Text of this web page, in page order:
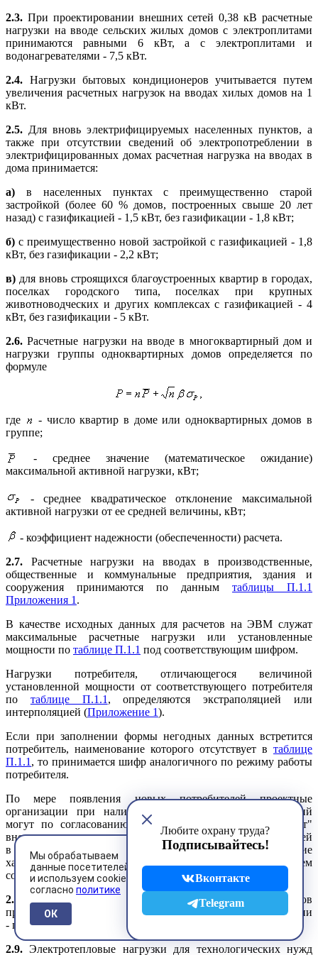
2.3. При проектировании внешних сетей 0,38 кB расчетные
нагрузки на вводе сельских жилых домов с электроплитами
принимаются равными 6 кВт, а с электроплитами и
водонагревателями - 7,5 кВт.
2.4. Нагрузки бытовых кондиционеров учитывается путем
увеличения расчетных нагрузок на вводах хилых домов на 1
кВт.
2.5. Для вновь электрифицируемых населенных пунктов, а
также при отсутствии сведений об электропотреблении в
электрифицированных домах расчетная нагрузка на вводах в
дома принимается:
а) в населенных пунктах с преимущественно старой
застройкой (более 60 % домов, построенных свыше 20 лет
назад) с газификацией - 1,5 кВт, без газификации - 1,8 кВт;
б) с преимущественно новой застройкой с газификацией - 1,8
кВт, без газификации - 2,2 кВт;
в) для вновь строящихся благоустроенных квартир в городах,
поселках городского типа, поселках при крупных
животноводческих и других комплексах с газификацией - 4
кВт, без газификации - 5 кВт.
2.6. Расчетные нагрузки на вводе в многоквартирный дом и
нагрузки группы одноквартирных домов определяется по
формуле
где
- число квартир в доме или одноквартирных домов в
группе;
- среднее значение (математическое ожидание)
максимальной активной нагрузки, кВт;
- среднее квадратическое отклонение максимальной
активной нагрузки от ее средней величины, кВт;
- коэффициент надежности (обеспеченности) расчета.
2.7. Расчетные нагрузки на вводах в производственные,
общественные и коммунальные предприятия, здания и
сооружения принимаются по данным таблицы П.1.1
Приложения 1 .
В качестве исходных данных для расчетов на ЭВМ служат
максимальные расчетные нагрузки или установленные
мощности по таблице П.1.1 под соответствующим шифром.
Нагрузки потребителя, отличающегося величиной
установленной мощности от соответствующего потребителя
по таблице П.1.1 , определяются экстраполяцией или
интерполяцией (Приложение 1).
Если при заполнении формы негодных данных встретится
потребитель, наименование которого отсутствует в таблице
П.1.1 , то принимается шифр аналогичного по режиму работы
потребителя.
По мере появления новых потребителей проектные
организации при наличии соответствующих обоснований
могут по согласованию с институтом "Сельэнергопроект"
вносить дополнительные сведения о нагрузках потребителей
в
таблицы П.1.1 П.1.2 Приложения 1. Их статические
характеристики определяются экспериментальным путем
согласноПриложению 3
2.8.
Расчетные нагрузки животноводческих комплексов
принимаются по действующим проектам, а при их отсутствии
- по
таблице П.1.1 Приложения 1
2.9. Электротепловые нагрузки для технологических нужд
Мы обрабатываем
данные посетителей
и используем cookies
согласно политике
ОК
Любите охрану труда?
Подписывайтесь!
Вконтакте
Telegram